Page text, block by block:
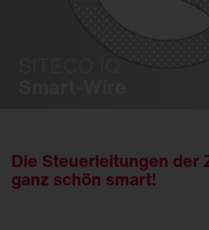
SITECO iQ
Die Steuerleitungen der
ganz schön smart!